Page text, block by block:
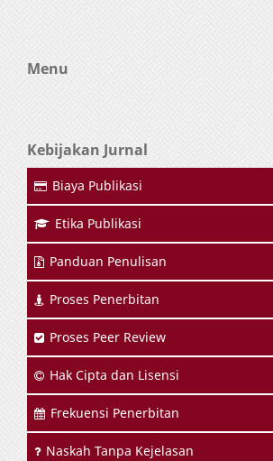
Menu
Kebijakan Jurnal
Biaya Publikasi
Etika Publikasi
Panduan Penulisan
Proses Penerbitan
Proses Peer Review
Hak Cipta dan Lisensi
Frekuensi Penerbitan
Naskah Tanpa Kejelasan